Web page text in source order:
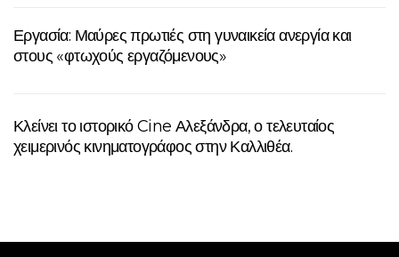
Εργασία: Μαύρες πρωτιές στη γυναικεία ανεργία και
στους «φτωχούς εργαζόμενους»
Κλείνει το ιστορικό Cine Αλεξάνδρα, ο τελευταίος
χειμερινός κινηματογράφος στην Καλλιθέα.